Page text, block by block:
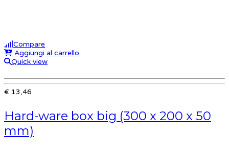
Compare
Aggiungi al carrello
Quick view
€ 13,46
Hard-ware box big (300 x 200 x 50
mm)